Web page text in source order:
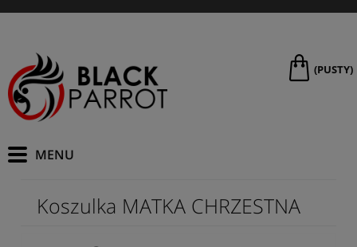
(PUSTY)
Koszulka MATKA CHRZESTNA